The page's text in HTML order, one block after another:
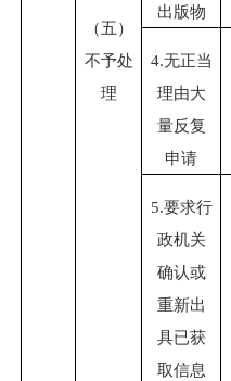
（五）
不予处
理
出版物
4.无正当
理由大
量反复
申请
5.要求行
政机关
确认或
重新出
具已获
取信息